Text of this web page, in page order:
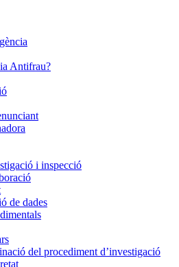
Antifrau?
i inspecció
de dades
del procediment d’investigació